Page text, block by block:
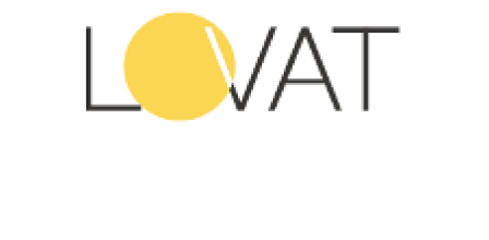
prendre des décisions financières plus
avisées tout au long de l’année